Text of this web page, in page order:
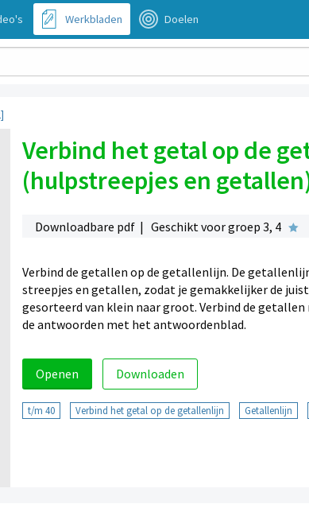
Werkbladen Doelen
Verbind het getal op de
(hulpstreepjes en
Downloadbare pdf | Geschikt voor groep 3, 4
Verbind de getallen op de getallenlijn. De
streepjes en getallen, zodat je gemakkelijker de
gesorteerd van klein naar groot. Verbind de
de antwoorden met het antwoordenblad.
Openen Downloaden
t/m 40 Verbind het getal op de getallenlijn Getallenlijn